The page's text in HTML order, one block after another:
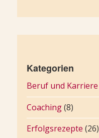
Kategorien
Beruf und Karriere
Coaching(8)
Erfolgsrezepte (26)